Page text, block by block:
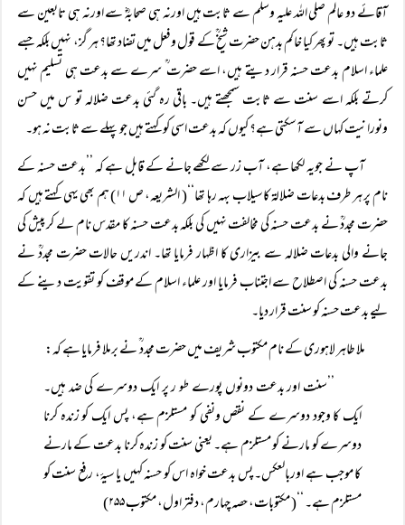
آقائے دو عالم صلی اللہ علیہ وسلم سے ثابت ہیں اورنہ ہی صحابہؓ سے اورنہ ہی تابعین سے
ثابت ہیں۔ تو پھر کیا خاکم بدہن حضرت شیخؒ کے قول وفعل میں تضاد تھا؟ ہر گز، نہیں بلکہ جسے
علماء اسلام بدعت حسنہ قرار دیتے ہیں، اسے حضرت ؒ سرے سے بدعت ہی تسلیم نہیں
کرتے بلکہ اسے سنت سے ثابت سمجھتے ہیں۔ باقی رہ گئی بدعت ضلالہ تو س میں حسن
ونورانیت کہاں سے آسکتی ہے؟ کیوں کہ بدعت اسی کو کہتے ہیں جو پہلے سے ثابت نہ ہو۔
آپ نے جویہ لکھا ہے، آب زر سے لکھے جانے کے قابل ہے کہ ’’بدعت حسنہ کے
نام پر ہر طرف بدعات ضلالۃ کاسیلاب بہہ رہا تھا‘‘( الشریعہ، ص ۱۱) ہم بھی یہی کہتے ہیں کہ
حضرت مجددؒ نے بدعت حسنہ کی مخالفت نہیں کی بلکہ بدعت حسنہ کا مقدس نام لے کر پیش کی
جانے والی بدعات ضلالہ سے بیزاری کا اظہار فرمایا تھا۔ اندریں حالات حضرت مجددؒ نے
بدعت حسنہ کی اصطلاح سے اجتناب فرمایا اور علماء اسلام کے موقف کو تقویت دینے کے
لیے بدعت حسنہ کو سنت قرار دیا۔
ملا طاہر لاہوری کے نام مکتوب شریف میں حضرت مجدد ؒ نے برملا فرمایا ہے کہ:
’’سنت اور بدعت دونوں پورے طو ر پر ایک دوسرے کی ضد ہیں۔
ایک کا وجود دوسرے کے نقص ونفی کو مستلزم ہے، پس ایک کو زندہ کرنا
دوسرے کو مارنے کو مستلزم ہے۔ یعنی سنت کو زندہ کرنا بدعت کے مارنے
کا موجب ہے اوربالعکس۔ پس بدعت خواہ اس کو حسنہ کہیں یا سیۂ، رفع سنت کو
مستلزم ہے۔ ‘‘( مکتوبات، حصہ چہارم، دفتر اول، مکتوب ۲۵۵)